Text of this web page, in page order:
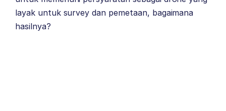
layak untuk survey dan pemetaan, bagaimana
hasilnya?